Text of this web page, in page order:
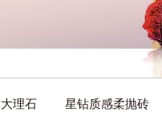
理石 星钻质感柔抛砖